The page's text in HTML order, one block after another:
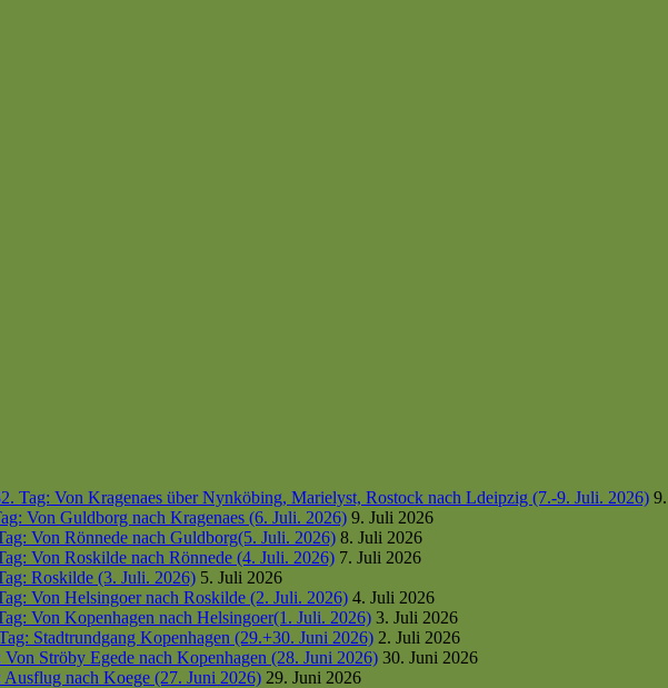
Tag: Von Kragenaes über Nynköbing, Marielyst, Rostock nach Ldeipzig (7.-9. Juli. 2026)
Von Guldborg nach Kragenaes (6. Juli. 2026) 9. Juli 2026
Von Rönnede nach Guldborg(5. Juli. 2026) 8. Juli 2026
Von Roskilde nach Rönnede (4. Juli. 2026) 7. Juli 2026
Roskilde (3. Juli. 2026) 5. Juli 2026
Von Helsingoer nach Roskilde (2. Juli. 2026) 4. Juli 2026
Von Kopenhagen nach Helsingoer(1. Juli. 2026) 3. Juli 2026
Stadtrundgang Kopenhagen (29.+30. Juni 2026) 2. Juli 2026
Ströby Egede nach Kopenhagen (28. Juni 2026) 30. Juni 2026
nach Koege (27. Juni 2026) 29. Juni 2026